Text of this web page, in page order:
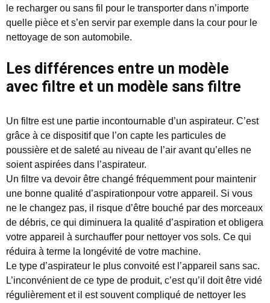
le recharger ou sans fil pour le transporter dans n’importe
quelle pièce et s’en servir par exemple dans la cour pour le
nettoyage de son automobile.
Les différences entre un modèle
avec filtre et un modèle sans filtre
Un filtre est une partie incontournable d’un aspirateur. C’est
grâce à ce dispositif que l’on capte les particules de
poussière et de saleté au niveau de l’air avant qu’elles ne
soient aspirées dans l’aspirateur.
Un filtre va devoir être changé fréquemment pour maintenir
une bonne qualité d’aspirationpour votre appareil. Si vous
ne le changez pas, il risque d’être bouché par des morceaux
de débris, ce qui diminuera la qualité d’aspiration et obligera
votre appareil à surchauffer pour nettoyer vos sols. Ce qui
réduira à terme la longévité de votre machine.
Le type d’aspirateur le plus convoité est l’appareil sans sac.
L’inconvénient de ce type de produit, c’est qu’il doit être vidé
régulièrement et il est souvent compliqué de nettoyer les